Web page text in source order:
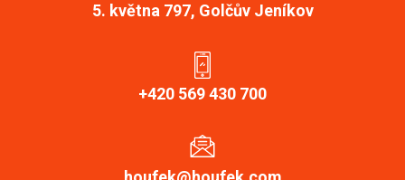
5. května 797, Golčův Jeníkov
+420 569 430 700